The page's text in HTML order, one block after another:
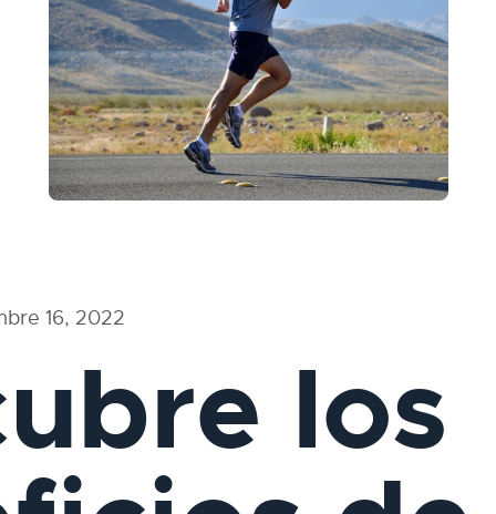
16, 2022
los